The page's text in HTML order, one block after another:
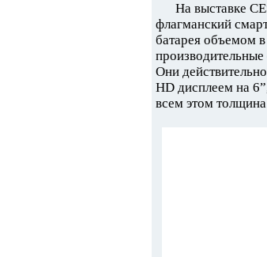
На выставке
флагманский
батарея объемом
Они
HD дисплеем на
всем этом толщина